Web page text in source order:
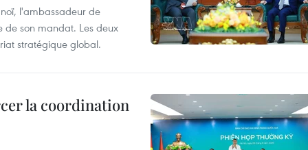
l'ambassadeur de
de son mandat. Les deux
stratégique global.
la coordination